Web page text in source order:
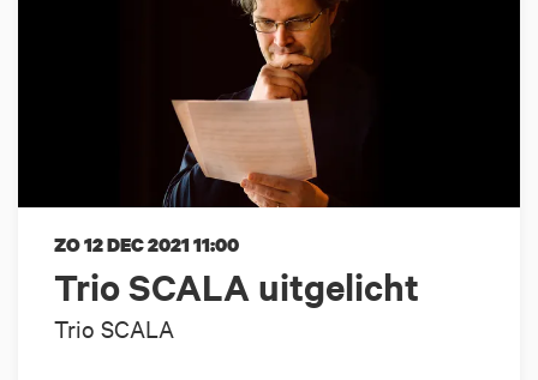
Trio SCALA uitgelicht
Trio SCALA
ZO 12 DEC 202111:00